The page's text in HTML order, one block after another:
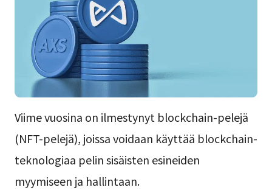
Viime vuosina on ilmestynyt blockchain-pelejä
(NFT-pelejä), joissa voidaan käyttää blockchain-
teknologiaa pelin sisäisten esineiden
myymiseen ja hallintaan.